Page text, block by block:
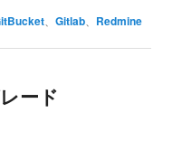
、Gitlab Redmine
ード